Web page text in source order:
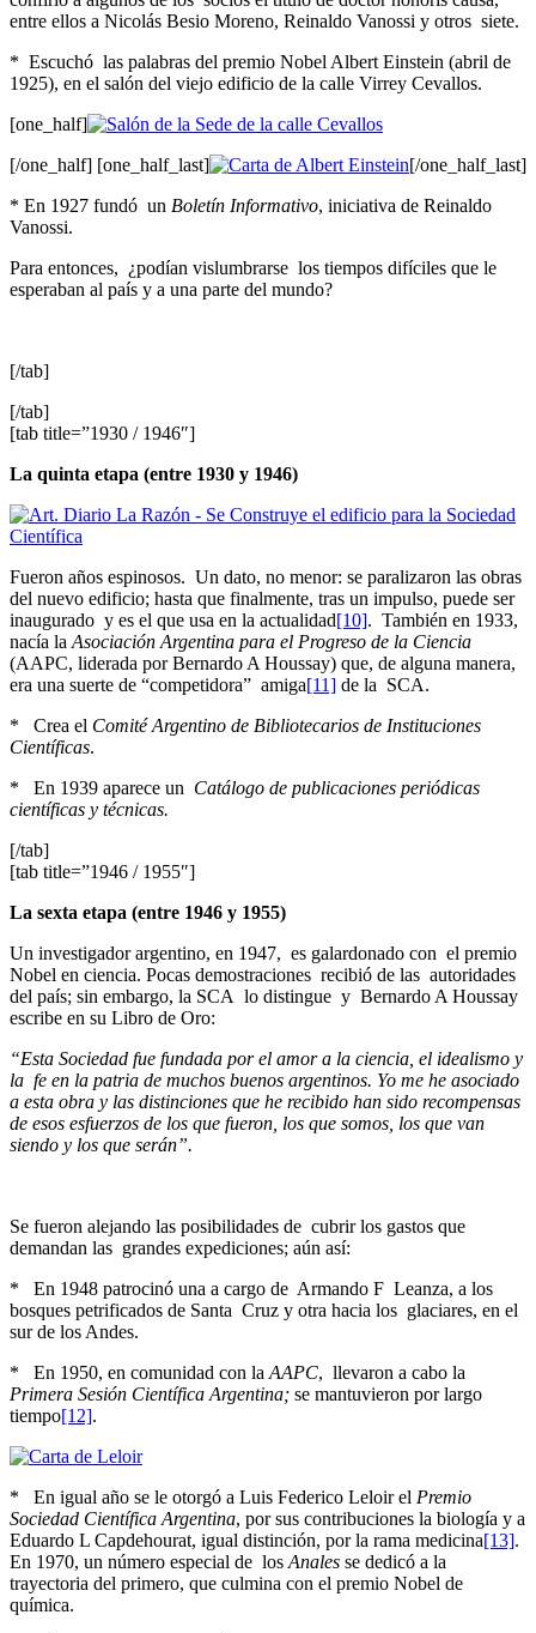
entre ellos a Nicolás Besio Moreno, Reinaldo Vanossi y otros siete.
* Escuchó las palabras del premio Nobel Albert Einstein (abril de
1925), en el salón del viejo edificio de la calle Virrey Cevallos.
[one_half]
[/one_half] [one_half_last]
[/one_half_last]
* En 1927 fundó un Boletín Informativo, iniciativa de Reinaldo
Vanossi.
Para entonces, ¿podían vislumbrarse los tiempos difíciles que le
esperaban al país y a una parte del mundo?
[/tab]
[/tab]
[tab title=”1930 / 1946″]
La quinta etapa (entre 1930 y 1946)
Fueron años espinosos. Un dato, no menor: se paralizaron las obras
del nuevo edificio; hasta que finalmente, tras un impulso, puede ser
inaugurado y es el que usa en la actualidad[10]. También en 1933,
nacía la Asociación Argentina para el Progreso de la Ciencia
(AAPC, liderada por Bernardo A Houssay) que, de alguna manera,
era una suerte de “competidora” amiga[11] de la SCA.
* Crea el Comité Argentino de Bibliotecarios de Instituciones
Científicas.
* En 1939 aparece un Catálogo de publicaciones periódicas
científicas y técnicas.
[/tab]
[tab title=”1946 / 1955″]
La sexta etapa (entre 1946 y 1955)
Un investigador argentino, en 1947, es galardonado con el premio
Nobel en ciencia. Pocas demostraciones recibió de las autoridades
del país; sin embargo, la SCA lo distingue y Bernardo A Houssay
escribe en su Libro de Oro:
“Esta Sociedad fue fundada por el amor a la ciencia, el idealismo y
la fe en la patria de muchos buenos argentinos. Yo me he asociado
a esta obra y las distinciones que he recibido han sido recompensas
de esos esfuerzos de los que fueron, los que somos, los que van
siendo y los que serán”.
Se fueron alejando las posibilidades de cubrir los gastos que
demandan las grandes expediciones; aún así:
* En 1948 patrocinó una a cargo de Armando F Leanza, a los
bosques petrificados de Santa Cruz y otra hacia los glaciares, en el
sur de los Andes.
* En 1950, en comunidad con la AAPC, llevaron a cabo la
Primera Sesión Científica Argentina; se mantuvieron por largo
tiempo[12].
* En igual año se le otorgó a Luis Federico Leloir el Premio
Sociedad Científica Argentina, por sus contribuciones la biología y a
Eduardo L Capdehourat, igual distinción, por la rama medicina[13].
En 1970, un número especial de los Anales se dedicó a la
trayectoria del primero, que culmina con el premio Nobel de
química.